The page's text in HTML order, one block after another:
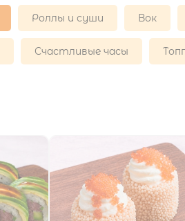
Роллы и суши Вок
Счастливые часы